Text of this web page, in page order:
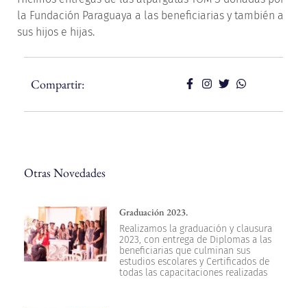
la Fundación Paraguaya a las beneficiarias y también a
sus hijos e hijas.
Compartir:
Otras Novedades
Graduación 2023.
Realizamos la graduación y clausura
2023, con entrega de Diplomas a las
beneficiarias que culminan sus
estudios escolares y Certificados de
todas las capacitaciones realizadas